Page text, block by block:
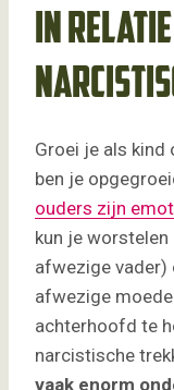
in relatie
Groei je als kind
ben je
ouders zijn
kun je worstelen
afwezige vader)
afwezige
achterhoofd te
narcistische
vaak enorm